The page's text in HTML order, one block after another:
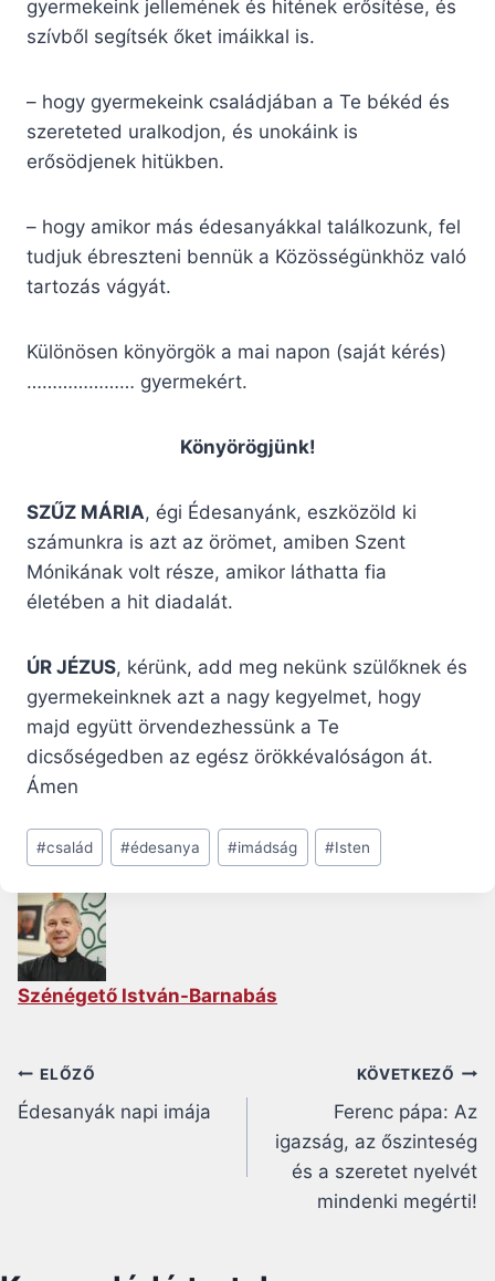
gyermekeink jellemének és hitének erősítése, és
szívből segítsék őket imá­ikkal is.
– hogy gyermekeink családjában a Te békéd és
szereteted uralkodjon, és unokáink is
erősödjenek hitükben.
– hogy amikor más édesanyákkal találko­zunk, fel
tudjuk ébreszteni bennük a Közösségünkhöz való
tartozás vágyát.
Különösen könyörgök a mai napon (saját kérés)
………………… gyermekért.
Könyörögjünk!
SZŰZ MÁRIA, égi Édesanyánk, eszközöld ki
számunkra is azt az örömet, amiben Szent
Mónikának volt része, amikor láthatta fia
életében a hit diadalát.
ÚR JÉZUS, kérünk, add meg nekünk szülők­nek és
gyermekeinknek azt a nagy kegyel­met, hogy
majd együtt örvendezhessünk a Te
dicsőségedben az egész örökkévalósá­gon át.
Ámen
Post
Tags:
#család #édesanya #imádság #Isten
Szénégető István-Barnabás
Bejegyzés
navigáció
ELŐZŐ
Édesanyák napi imája
KÖVETKEZŐ
Ferenc pápa: Az
igazság, az őszinteség
és a szeretet nyelvét
mindenki megérti!